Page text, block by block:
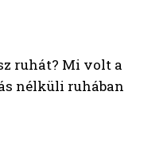
ruhát? Mi volt a
nélküli ruhában